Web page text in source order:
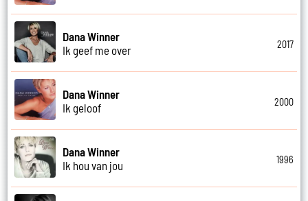
Dana Winner
Ik geef me over
2017
Dana Winner
Ik geloof
2000
Dana Winner
Ik hou van jou
1996